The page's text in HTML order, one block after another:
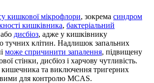
кишкової мікрофлори, зокрема синдром
кишківника, бактеріальний
або дисбіоз, адже у кишківнику
тучних клітин. Надлишок запальних
може спричинити запалення, підвищену
стінки, дисбіоз і харчову чутливість.
кишечника та виключення тригерних
для контролю MCAS.